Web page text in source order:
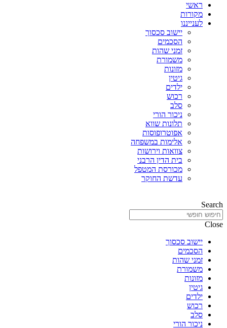
ראשי
מקורות
לענייננו
יישוב סכסוך
הסכמים
זמני שהות
משמורת
מזונות
גיטין
ילדים
רכוש
סלב
ניכור הורי
תלונות שווא
אפוטרופוסות
אלימות במשפחה
צוואות וירושות
בית הדין הרבני
מכורסת המטפל
עדשת החוקר
Search
Close
יישוב סכסוך
הסכמים
זמני שהות
משמורת
מזונות
גיטין
ילדים
רכוש
סלב
ניכור הורי